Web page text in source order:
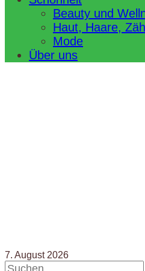
Beauty und
Haut, Haare,
Mode
Über uns
7. August 2026
Suchen